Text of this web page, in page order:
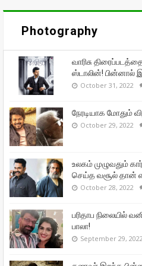
Photography
வாரிசு
ஸ்டாலின்! பின்னால்
October 31, 2022
நேரடியாக மோதும்
October 29, 2022
உலகம் முழுவதும்
செய்த வசூல் தான்
October 28, 2022
பரிதாப நிலையில்
பாலா!
September 29, 2022